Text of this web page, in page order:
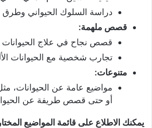
دراسة السلوك الحيواني وطرق
قصص ملهمة:
قصص نجاح في علاج الحيوانات
تجارب شخصية مع الحيوانات
متنوعات:
مواضيع عامة عن الحيوانات،
أو حتى قصص طريفة عن
يمكنك الاطلاع على قائمة المواضيع